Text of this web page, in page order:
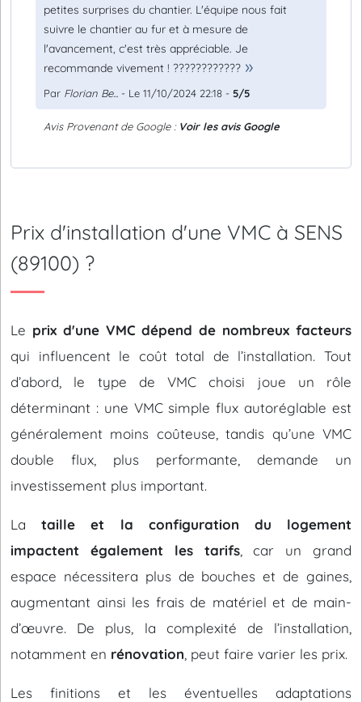
petites surprises du chantier. L'équipe nous fait
suivre le chantier au fur et à mesure de
l'avancement, c'est très appréciable. Je
recommande vivement ! ????????????
Par Florian Be... - Le 11/10/2024 22:18 - 5/5
Avis Provenant de Google : Voir les avis Google
Prix d'installation d'une VMC à SENS
(89100) ?
Le prix d'une VMC dépend de nombreux facteurs
qui influencent le coût total de l’installation. Tout
d’abord, le type de VMC choisi joue un rôle
déterminant : une VMC simple flux autoréglable est
généralement moins coûteuse, tandis qu’une VMC
double flux, plus performante, demande un
investissement plus important.
Lataille et la configuration du logement
impactent également les tarifs, car un grand
espace nécessitera plus de bouches et de gaines,
augmentant ainsi les frais de matériel et de main-
d’œuvre. De plus, la complexité de l’installation,
notamment en rénovation , peut faire varier les prix.
Les finitions et les éventuelles adaptations